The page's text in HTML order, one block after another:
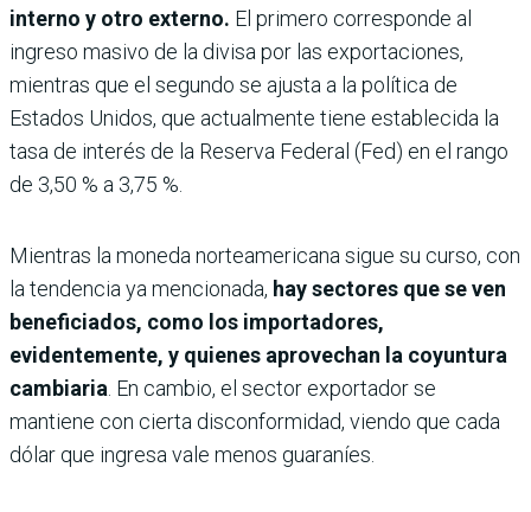
interno y otro externo. El primero corresponde al
ingreso masivo de la divisa por las exportaciones,
mientras que el segundo se ajusta a la política de
Estados Unidos, que actualmente tiene establecida la
tasa de interés de la Reserva Federal (Fed) en el rango
de 3,50 % a 3,75 %.
Mientras la moneda norteamericana sigue su curso, con
la tendencia ya mencionada, hay sectores que se ven
beneficiados, como los importadores,
evidentemente, y quienes aprovechan la coyuntura
cambiaria. En cambio, el sector exportador se
mantiene con cierta disconformidad, viendo que cada
dólar que ingresa vale menos guaraníes.